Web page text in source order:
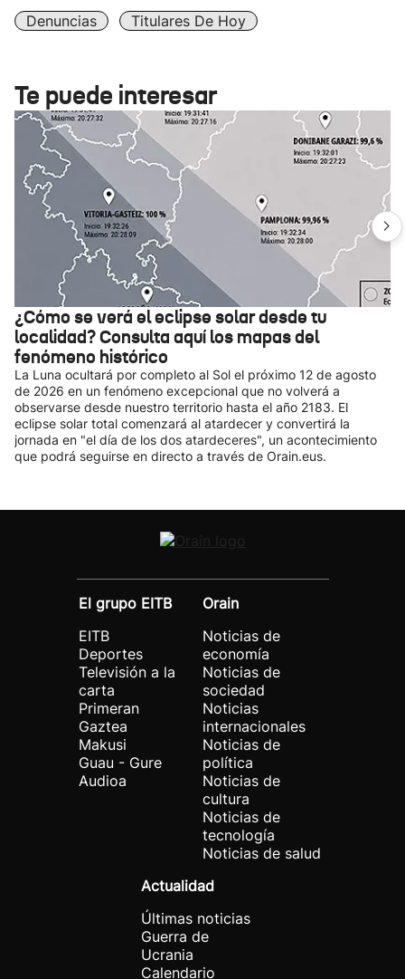
Denuncias
Titulares De Hoy
Te puede interesar
¿Cómo se verá el eclipse solar desde tu
localidad? Consulta aquí los mapas del
fenómeno histórico
La Luna ocultará por completo al Sol el próximo 12 de agosto
de 2026 en un fenómeno excepcional que no volverá a
observarse desde nuestro territorio hasta el año 2183. El
eclipse solar total comenzará al atardecer y convertirá la
jornada en "el día de los dos atardeceres", un acontecimiento
que podrá seguirse en directo a través de Orain.eus.
El grupo EITB
EITB
Deportes
Televisión a la
carta
Primeran
Gaztea
Makusi
Guau - Gure
Audioa
Orain
Noticias de
economía
Noticias de
sociedad
Noticias
internacionales
Noticias de
política
Noticias de
cultura
Noticias de
tecnología
Noticias de salud
Actualidad
Últimas noticias
Guerra de
Ucrania
Calendario